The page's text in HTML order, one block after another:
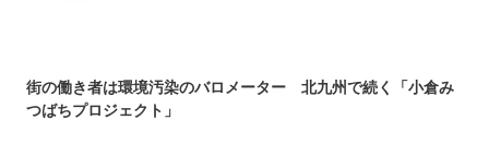
街の働き者は環境汚染のバロメーター 北九州で続く「小倉み
つばちプロジェクト」